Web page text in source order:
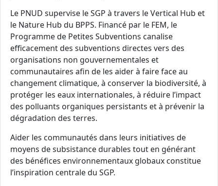
Le PNUD supervise le SGP à travers le Vertical Hub et
le Nature Hub du BPPS. Financé par le FEM, le
Programme de Petites Subventions canalise
efficacement des subventions directes vers des
organisations non gouvernementales et
communautaires afin de les aider à faire face au
changement climatique, à conserver la biodiversité, à
protéger les eaux internationales, à réduire l’impact
des polluants organiques persistants et à prévenir la
dégradation des terres.
Aider les communautés dans leurs initiatives de
moyens de subsistance durables tout en générant
des bénéfices environnementaux globaux constitue
l’inspiration centrale du SGP.